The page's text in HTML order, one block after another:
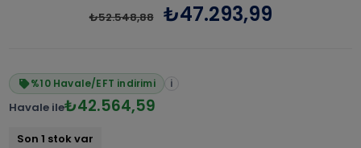
₺52.548,88 ₺47.293,99
%10 Havale/EFT indirimi i
Havale ile₺42.564,59
Son 1 stok var